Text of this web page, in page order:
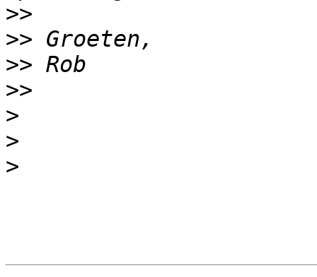
>>
>>
>>
>>
>
>
>